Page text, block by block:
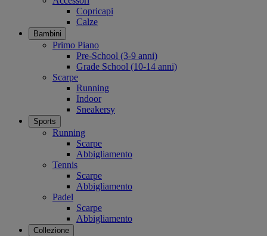
Copricapi
Calze
Bambini
Primo Piano
Pre-School (3-9 anni)
Grade School (10-14 anni)
Scarpe
Running
Indoor
Sneakersy
Sports
Running
Scarpe
Abbigliamento
Tennis
Scarpe
Abbigliamento
Padel
Scarpe
Abbigliamento
Collezione